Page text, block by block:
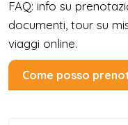
FAQ: info su
documenti, tour su
viaggi online.
Come posso